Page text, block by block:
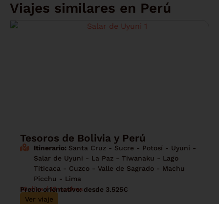
Viajes similares en Perú
Tesoros de Bolivia y Perú
Itinerario: Santa Cruz - Sucre - Potosí - Uyuni -
Salar de Uyuni - La Paz - Tiwanaku - Lago
Titicaca - Cuzco - Valle de Sagrado - Machu
Picchu - Lima
16 días / 13 noches
Precio orientativo: desde 3.525€
Ver viaje